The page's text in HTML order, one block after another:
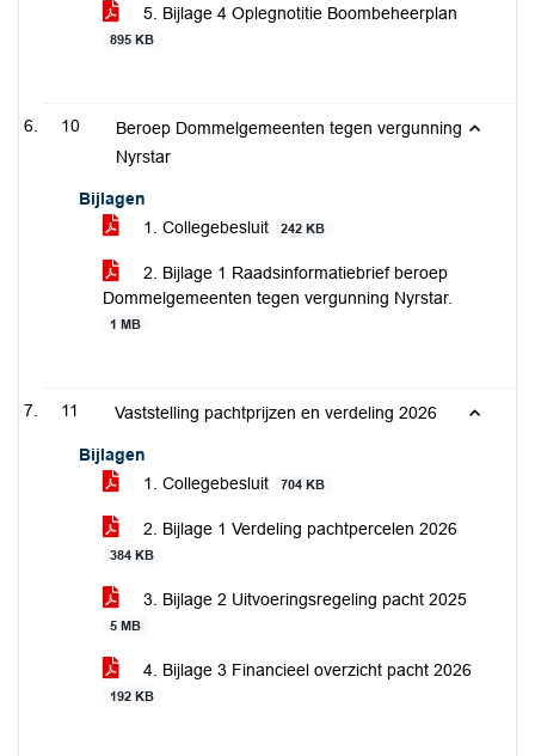
5. Bijlage 4 Oplegnotitie Boombeheerplan
895 KB
10
Beroep Dommelgemeenten tegen vergunning
Nyrstar
Bijlagen
1. Collegebesluit
242 KB
2. Bijlage 1 Raadsinformatiebrief beroep
Dommelgemeenten tegen vergunning Nyrstar.
1 MB
11 Vaststelling pachtprijzen en verdeling 2026
Bijlagen
1. Collegebesluit
704 KB
2. Bijlage 1 Verdeling pachtpercelen 2026
384 KB
3. Bijlage 2 Uitvoeringsregeling pacht 2025
5 MB
4. Bijlage 3 Financieel overzicht pacht 2026
192 KB